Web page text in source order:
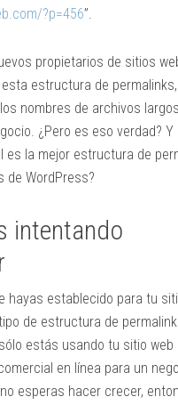
?p=456”.
propietarios de sitios
estructura de permalinks,
nombres de archivos
¿Pero es eso verdad? Y
es la mejor estructura de
de WordPress?
intentando
hayas establecido para tu
de estructura de
estás usando tu sitio web
en línea para un
esperas hacer crecer,